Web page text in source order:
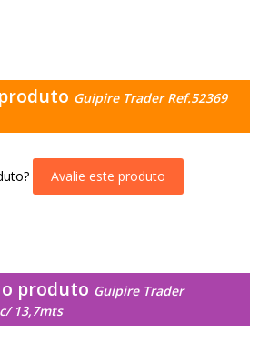
Guipire Trader Ref.52369
Avalie este produto
produto Guipire Trader
13,7mts